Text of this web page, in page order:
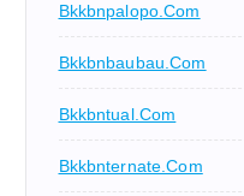
Bkkbnpalopo.com
Bkkbnbaubau.com
Bkkbntual.com
Bkkbnternate.com